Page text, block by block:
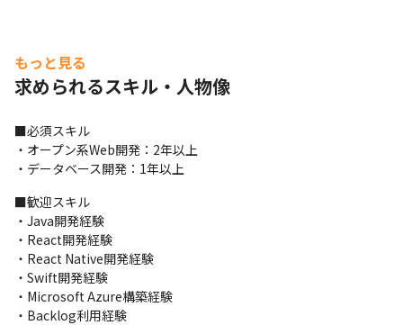
もっと見る
求められるスキル・人物像
■必須スキル
・オープン系Web開発：2年以上
・データベース開発：1年以上
■歓迎スキル
・Java開発経験
・React開発経験
・React Native開発経験
・Swift開発経験
・Microsoft Azure構築経験
・Backlog利用経験